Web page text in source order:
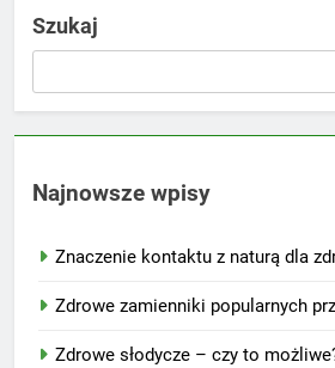
Szukaj
Najnowsze wpisy
Znaczenie kontaktu z naturą dla
Zdrowe zamienniki popularnych
Zdrowe słodycze – czy to